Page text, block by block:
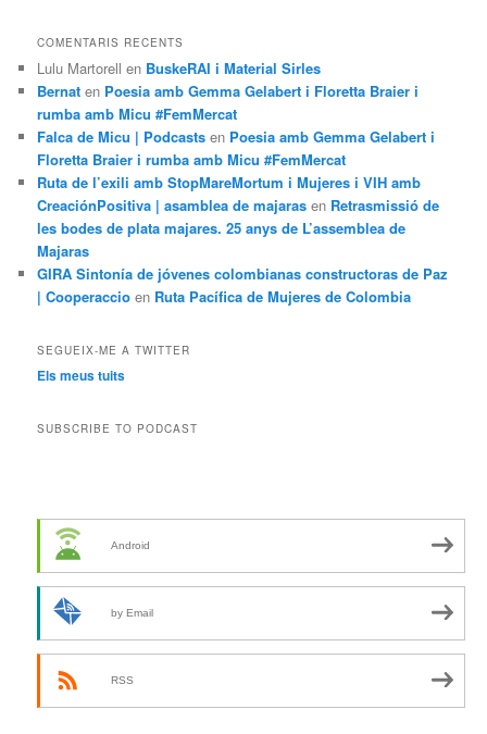
COMENTARIS RECENTS
Lulu Martorell en BuskeRAI i Material Sirles
Bernat en Poesia amb Gemma Gelabert i Floretta Braier i
rumba amb Micu #FemMercat
Falca de Micu | Podcasts en Poesia amb Gemma Gelabert i
Floretta Braier i rumba amb Micu #FemMercat
Ruta de l’exili amb StopMareMortum i Mujeres i VIH amb
CreaciónPositiva | asamblea de majaras en Retrasmissió de
les bodes de plata majares. 25 anys de L’assemblea de
Majaras
GIRA Sintonía de jóvenes colombianas constructoras de Paz
| Cooperaccio en Ruta Pacífica de Mujeres de Colombia
SEGUEIX-ME A TWITTER
Els meus tuits
SUBSCRIBE TO PODCAST
Android
by Email
RSS